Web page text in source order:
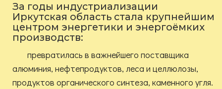
За годы индустриализации
Иркутская область стала крупнейшим
центром энергетики и энергоёмких
производств:
превратилась в важнейшего поставщика
алюминия, нефтепродуктов, леса и целлюлозы,
продуктов органического синтеза, каменного угля.